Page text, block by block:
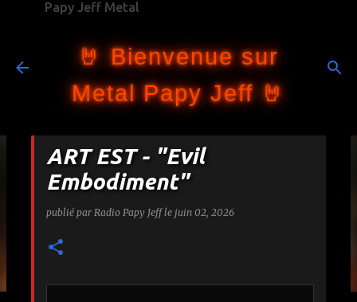
Papy Jeff Metal
🤘 Bienvenue sur
Metal Papy Jeff 🤘
ART EST - "Evil
Embodiment"
publié par Radio Papy Jeff le juin 02, 2026